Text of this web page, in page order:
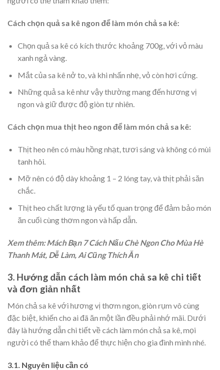
Cách chọn quả sa kê ngon để làm món chả sa kê:
Chọn quả sa kê có kích thước khoảng 700g, với vỏ màu
xanh ngả vàng.
Mắt của sa kê nở to, và khi nhấn nhẹ, vỏ còn hơi cứng.
Những quả sa kê như vậy thường mang đến hương vị
ngon và giữ được độ giòn tự nhiên.
Cách chọn mua thịt heo ngon để làm món chả sa kê:
Thịt heo nên có màu hồng nhạt, tươi sáng và không có mùi
tanh hôi.
Mỡ nên có độ dày khoảng 1 – 2 lóng tay, và thịt phải săn
chắc.
Thịt heo chất lượng là yếu tố quan trọng để đảm bảo món
ăn cuối cùng thơm ngon và hấp dẫn.
Xem thêm: Mách Bạn 7 Cách Nấu Chè Ngon Cho Mùa Hè
Thanh Mát, Dễ Làm, Ai Cũng Thích Ăn
3. Hướng dẫn cách làm món chả sa kê chi tiết
và đơn giản nhất
Món chả sa kê với hương vị thơm ngon, giòn rụm vô cùng
đặc biệt, khiến cho ai đã ăn một lần đều phải nhớ mãi. Dưới
đây là hướng dẫn chi tiết về cách làm món chả sa kê, mọi
người có thể tham khảo để thực hiện cho gia đình mình nhé.
3.1. Nguyên liệu cần có